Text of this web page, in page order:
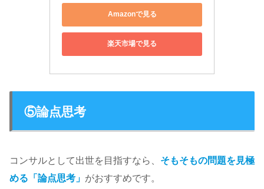
Amazonで見る
楽天市場で見る
⑤論点思考
コンサルとして出世を目指すなら、 そもそもの問題を見極
める「論点思考」 がおすすめです。